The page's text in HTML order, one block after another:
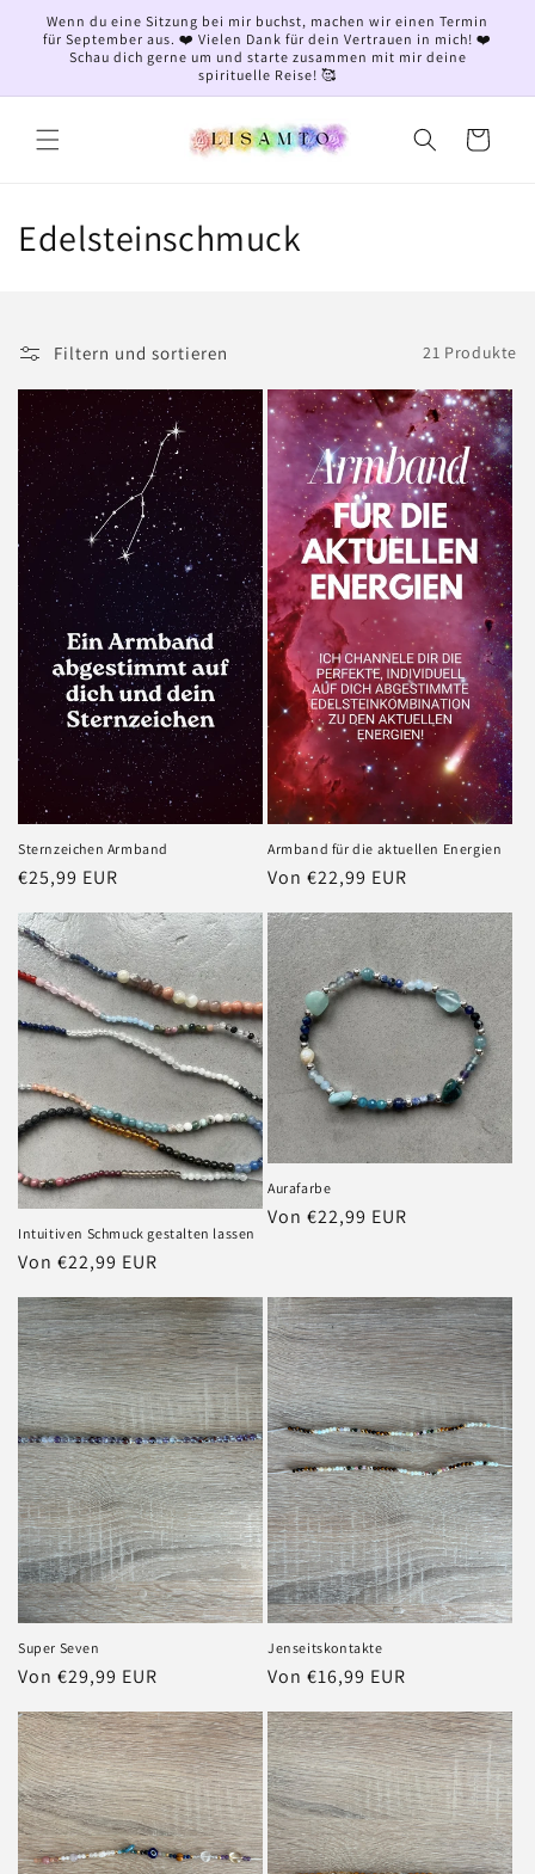
zum
Inhalt
Wenn du eine Sitzung bei mir buchst, machen wir einen Termin
für September aus. ❤️ Vielen Dank für dein Vertrauen in mich! ❤️
Schau dich gerne um und starte zusammen mit mir deine
spirituelle Reise! 🥰
Warenkorb
K
e
g
o
r
i
e
:
Edelsteinschmuck
Filtern und sortieren 21 Produkte
Sternzeichen Armband
Normaler
€25,99 EUR
Armband für die aktuellen Energien
Normaler
Von €22,99 EUR
Intuitiven Schmuck gestalten lassen
Normaler
Von €22,99 EUR
Aurafarbe
Normaler
Von €22,99 EUR
Super Seven
Normaler
Preis
Von €29,99 EUR
Jenseitskontakte
Normaler
Preis
Von €16,99 EUR